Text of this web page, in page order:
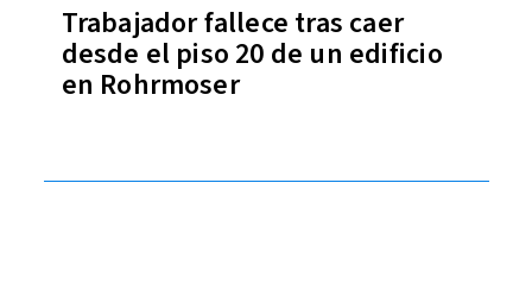
Trabajador fallece tras caer
desde el piso 20 de un edificio
en Rohrmoser